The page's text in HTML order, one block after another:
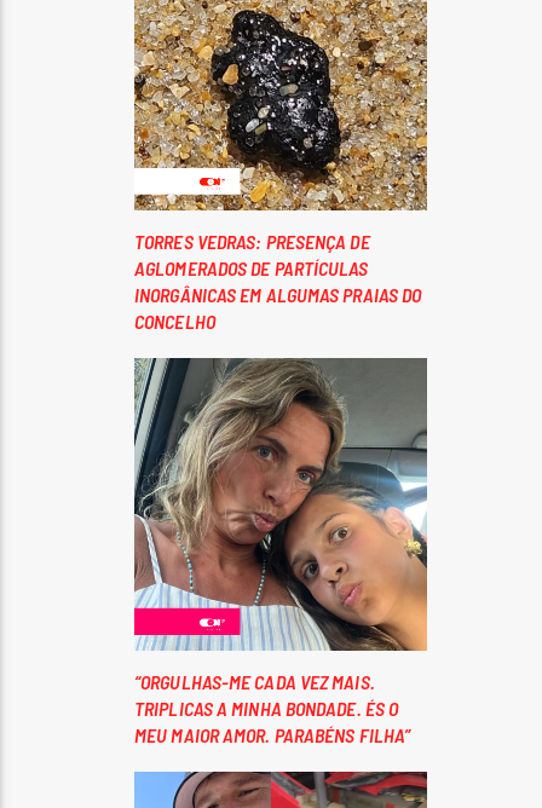
TORRES VEDRAS: PRESENÇA DE
AGLOMERADOS DE PARTÍCULAS
INORGÂNICAS EM ALGUMAS PRAIAS DO
CONCELHO
“ORGULHAS-ME CADA VEZ MAIS.
TRIPLICAS A MINHA BONDADE. ÉS O
MEU MAIOR AMOR. PARABÉNS FILHA”